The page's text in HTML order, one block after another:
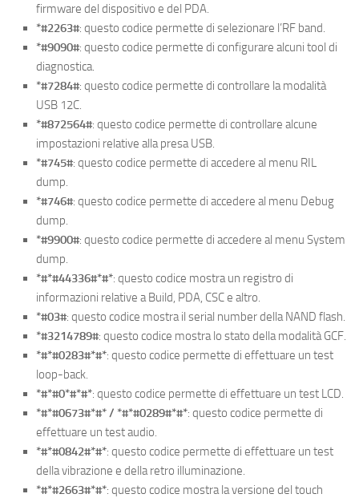
firmware del dispositivo e del PDA.
*#2263#: questo codice permette di selezionare l’RF band.
*#9090#: questo codice permette di configurare alcuni tool di
diagnostica.
*#7284#: questo codice permette di controllare la modalità
USB 12C.
*#872564#: questo codice permette di controllare alcune
impostazioni relative alla presa USB.
*#745#: questo codice permette di accedere al menu RIL
dump.
*#746#: questo codice permette di accedere al menu Debug
dump.
*#9900#: questo codice permette di accedere al menu System
dump.
*#*#44336#*#*: questo codice mostra un registro di
informazioni relative a Build, PDA, CSC e altro.
*#03#: questo codice mostra il serial number della NAND flash.
*#3214789#: questo codice mostra lo stato della modalità GCF.
*#*#0283#*#*: questo codice permette di effettuare un test
loop-back.
*#*#0*#*#*: questo codice permette di effettuare un test LCD.
*#*#0673#*#* / *#*#0289#*#*: questo codice permette di
effettuare un test audio.
*#*#0842#*#*: questo codice permette di effettuare un test
della vibrazione e della retro illuminazione.
*#*#2663#*#*: questo codice mostra la versione del touch